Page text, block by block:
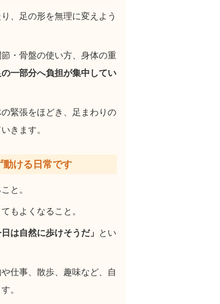
、足の形を無理に変えよう
・骨盤の使い方、身体の重
一部分へ負担が集中してい
緊張をほどき、足まわりの
きます。
動ける日常です
と。
もよくなること。
日は自然に歩けそうだ」
とい
仕事、散歩、趣味など、自
。